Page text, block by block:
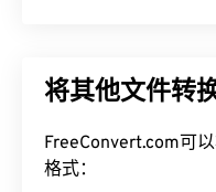
如何打开 MKV
打开 MKV 文件的最
该播放器兼容所有操
它支持章节、字幕、
WEBM 使用VP8或
Vorbis
将其他文件转
FreeConvert.com可
格式：